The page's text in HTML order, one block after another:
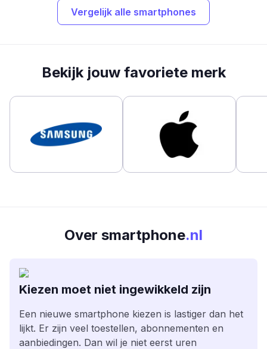
Vergelijk alle smartphones
Bekijk jouw favoriete merk
Over smartphone.nl
Kiezen moet niet ingewikkeld zijn
Een nieuwe smartphone kiezen is lastiger dan het
lijkt. Er zijn veel toestellen, abonnementen en
aanbiedingen. Dan wil je niet eerst uren